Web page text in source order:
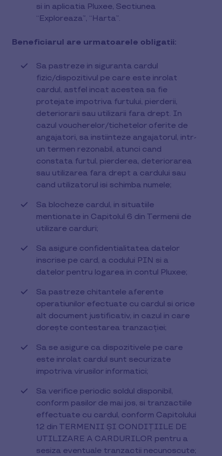
si in aplicatia Pluxee, Sectiunea
“Exploreaza”, “Harta”.
Beneficiarul are urmatoarele obligatii:
Sa pastreze in siguranta cardul
fizic/dispozitivul pe care este inrolat
cardul, astfel incat acestea sa fie
protejate impotriva furtului, pierderii,
deteriorarii sau utilizarii fara drept. In
cazul voucherelor/tichetelor oferite de
angajatori, sa instiinteze angajatorul, intr-
un termen rezonabil, atunci cand
constata furtul, pierderea, deteriorarea
sau utilizarea fara drept a cardului sau
cand utilizatorul isi schimba numele;
Sa blocheze cardul, in situatiile
mentionate in Capitolul 6 din Termenii de
utilizare carduri;
Sa asigure confidentialitatea datelor
inscrise pe card, a codului PIN si a
datelor pentru logarea in contul Pluxee;
Sa pastreze chitantele aferente
operatiunilor efectuate cu cardul si orice
alt document justificativ, in cazul in care
dorește contestarea tranzacției;
Sa se asigure ca dispozitivele pe care
este inrolat cardul sunt securizate
impotriva virusilor informatici;
Sa verifice periodic soldul disponibil,
conform pasilor de mai jos, si tranzactiile
effectuate cu cardul, conform Capitolului
12 din TERMENII ȘI CONDIȚIILE DE
UTILIZARE A CARDURILOR pentru a
sesiza eventuale tranzactii necunoscute;